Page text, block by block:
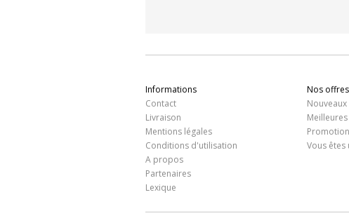
Informations
Contact
Livraison
Mentions légales
Conditions d'utilisation
A propos
Partenaires
Lexique
Nos offres
Vous êtes